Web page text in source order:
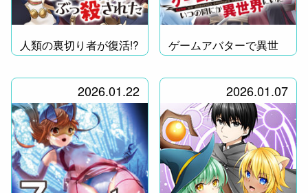
人類の裏切り者が復活!?
ゲームアバターで異世
界転移！
2026.01.22 2026.01.07